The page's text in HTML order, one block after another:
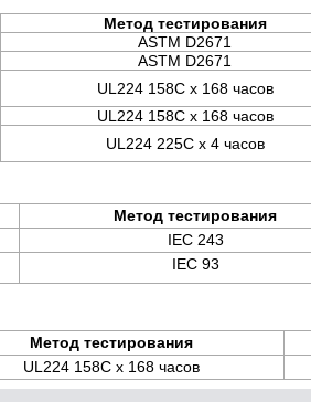
Метод тестирования
ASTM D2671
ASTM D2671
UL224 158C x 168 часов
UL224 158C x 168 часов
UL224 225C x 4 часов
Метод тестирования
IEC 243
IEC 93
Метод тестирования
UL224 158C x 168 часов